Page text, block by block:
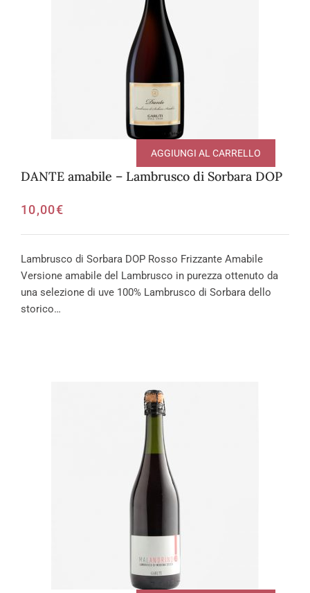
DANTE amabile – Lambrusco di Sorbara DOP
10,00€
AGGIUNGI AL CARRELLO
Lambrusco di Sorbara DOP Rosso Frizzante Amabile
Versione amabile del Lambrusco in purezza ottenuto da
una selezione di uve 100% Lambrusco di Sorbara dello
storico…